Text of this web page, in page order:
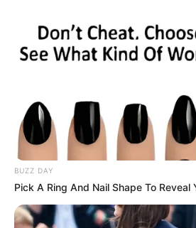
BUZZ DAY
Pick A Ring And Nail Shape To